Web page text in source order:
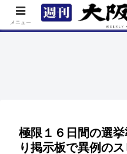
TOP 特集 ニュース
極限１６日間の選
り掲示板で異例の
メニュー